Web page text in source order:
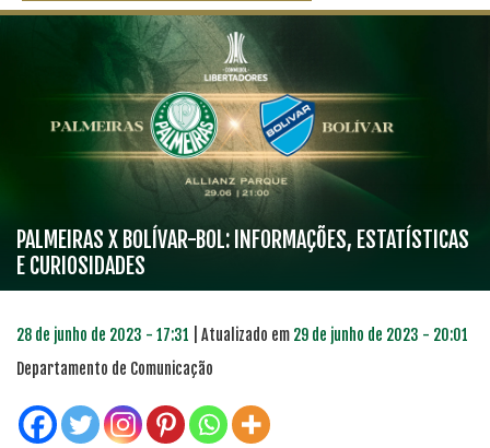
PALMEIRAS X BOLÍVAR-BOL: INFORMAÇÕES, ESTATÍSTICAS
E CURIOSIDADES
28 de junho de 2023 - 17:31 | Atualizado em 29 de junho de 2023 - 20:01
Departamento de Comunicação